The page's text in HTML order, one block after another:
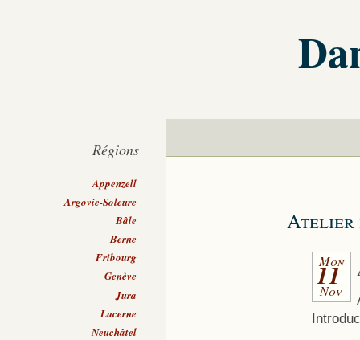
Atelier
Mon
11
Nov
Régions
Appenzell
Argovie-Soleure
Bâle
Berne
Fribourg
Genève
Jura
Lucerne
Neuchâtel